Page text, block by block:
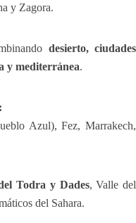
y Zagora.
desierto, ciudades
y mediterránea.
Azul), Fez, Marrakech,
Todra y Dades, Valle del
del Sahara.